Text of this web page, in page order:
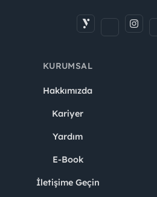
KURUMSAL
Hakkımızda
Kariyer
Yardım
E-Book
İletişime Geçin